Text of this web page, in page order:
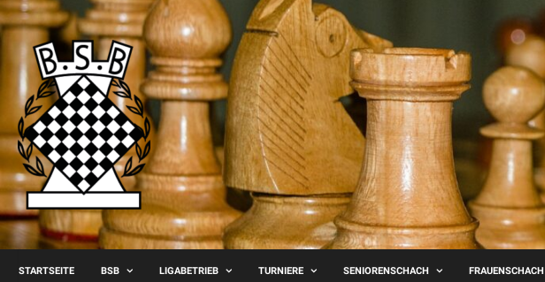
Skip
to
content
STARTSEITE BSB LIGABETRIEB TURNIERE SENIORENSCHACH FRAUENSCHACH